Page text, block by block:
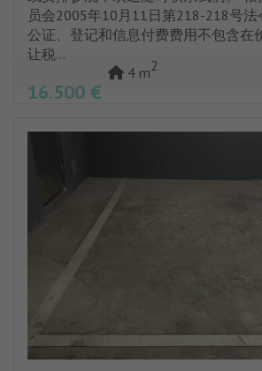
员会2005年10月11日第218-218号
公证、登记和信息付费费用不包含在
让税...
16.500 €
4 m2